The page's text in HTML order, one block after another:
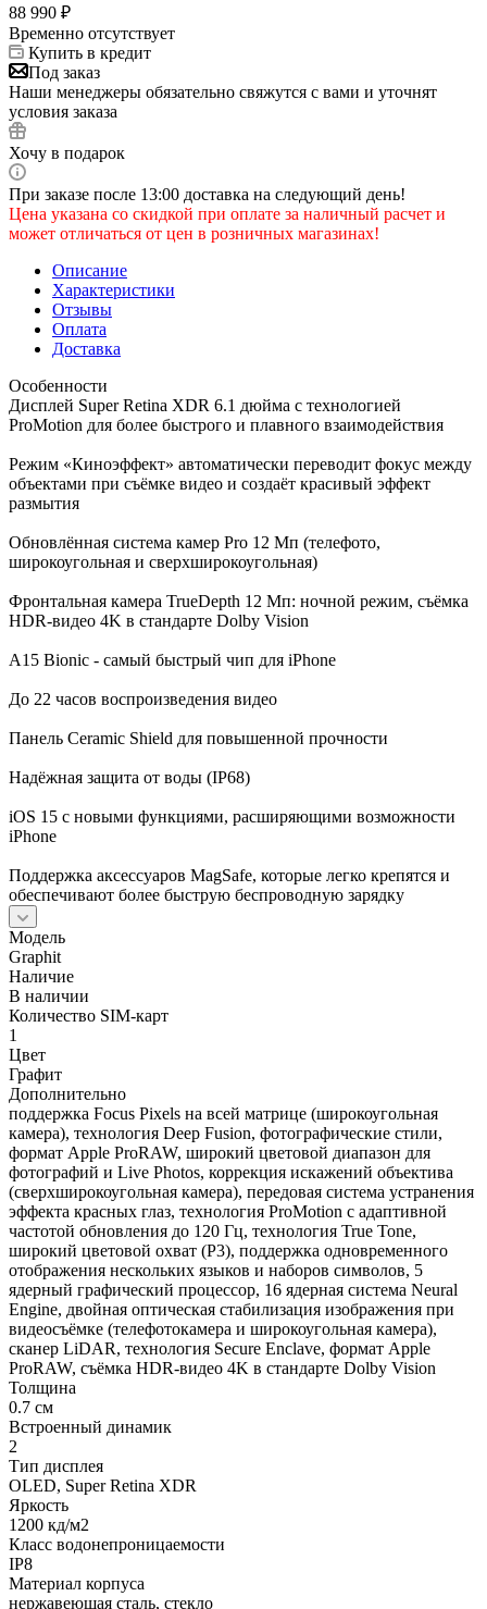
88 990 ₽
Временно отсутствует
Купить в кредит
Под заказ
Наши менеджеры обязательно свяжутся с вами и уточнят
условия заказа
Хочу в подарок
При заказе после 13:00 доставка на следующий день!
Цена указана со скидкой при оплате за наличный расчет и
может отличаться от цен в розничных магазинах!
Описание
Характеристики
Отзывы
Оплата
Доставка
Особенности
Дисплей Super Retina XDR 6.1 дюйма с технологией
ProMotion для более быстрого и плавного взаимодействия
Режим «Киноэффект» автоматически переводит фокус между
объектами при съёмке видео и создаёт красивый эффект
размытия
Обновлённая система камер Pro 12 Мп (телефото,
широкоугольная и сверхширокоугольная)
Фронтальная камера TrueDepth 12 Мп: ночной режим, съёмка
HDR-видео 4K в стандарте Dolby Vision
A15 Bionic - самый быстрый чип для iPhone
До 22 часов воспроизведения видео
Панель Ceramic Shield для повышенной прочности
Надёжная защита от воды (IP68)
iOS 15 с новыми функциями, расширяющими возможности
iPhone
Поддержка аксессуаров MagSafe, которые легко крепятся и
обеспечивают более быструю беспроводную зарядку
Модель
Graphit
Наличие
В наличии
Количество SIM-карт
1
Цвет
Графит
Дополнительно
поддержка Focus Pixels на всей матрице (широкоугольная
камера), технология Deep Fusion, фотографические стили,
формат Apple ProRAW, широкий цветовой диапазон для
фотографий и Live Photos, коррекция искажений объектива
(сверхширокоугольная камера), передовая система устранения
эффекта красных глаз, технология ProMotion с адаптивной
частотой обновления до 120 Гц, технология True Tone,
широкий цветовой охват (P3), поддержка одновременного
отображения нескольких языков и наборов символов, 5
ядерный графический процессор, 16 ядерная система Neural
Engine, двойная оптическая стабилизация изображения при
видеосъёмке (телефотокамера и широкоугольная камера),
сканер LiDAR, технология Secure Enclave, формат Apple
ProRAW, съёмка HDR-видео 4K в стандарте Dolby Vision
Толщина
0.7 см
Встроенный динамик
2
Тип дисплея
OLED, Super Retina XDR
Яркость
1200 кд/м2
Класс водонепроницаемости
IP8
Материал корпуса
нержавеющая сталь, стекло